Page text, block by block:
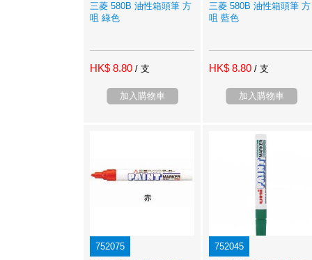
三菱 580B 油性箱頭筆 方
咀 綠色
HK$ 8.80 / 支
加入購物車
三菱 580B 油性箱頭筆 方
咀 藍色
HK$ 8.80 / 支
加入購物車
752075
752045